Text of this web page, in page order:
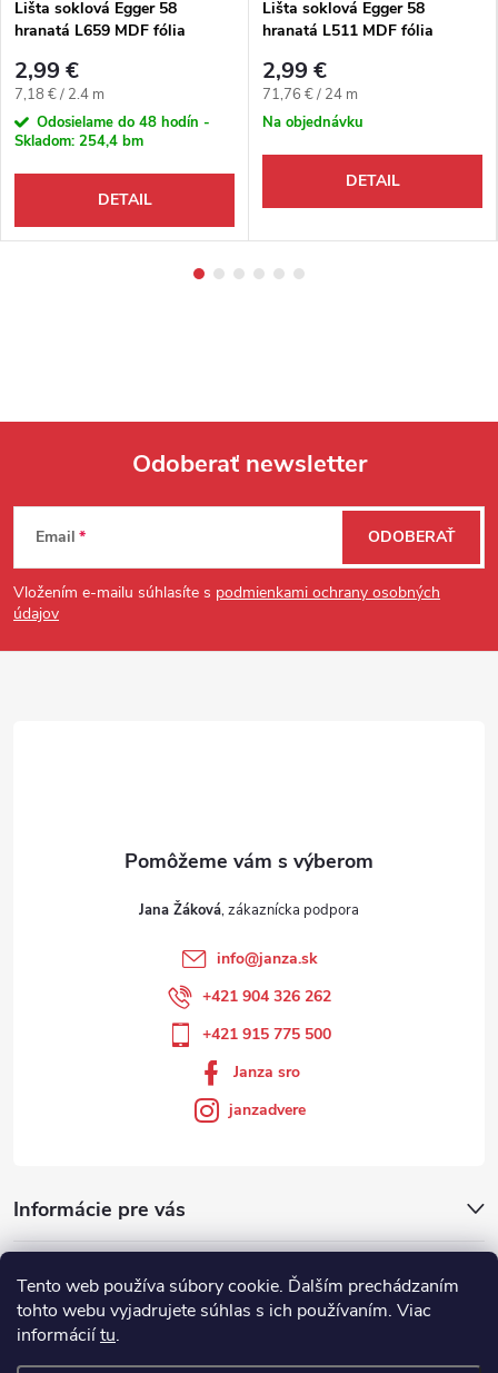
Tento web používa súbory cookie. Ďalším prechádzaním
tohto webu vyjadrujete súhlas s ich používaním. Viac
informáciítu.
Lišta soklová Egger 58
hranatá L659 MDF fólia
2,99 €
Jednotková cena:
7,18 € / 2.4 m
Odosielame do 48 hodín -
Skladom: 254,4 bm
DETAIL
Lišta soklová Egger 58
hranatá L511 MDF fólia
2,99 €
Jednotková cena:
71,76 € / 24 m
Na objednávku
DETAIL
Zápätie
Odoberať newsletter
Email
Vložením e-mailu súhlasíte s podmienkami ochrany osobných
údajov
ODOBERAŤ
Informácie pre vás
Jana Žáková
info@janza.sk
+421 904 326 262
+421 915 775 500
Janza sro
janzadvere
Showroom